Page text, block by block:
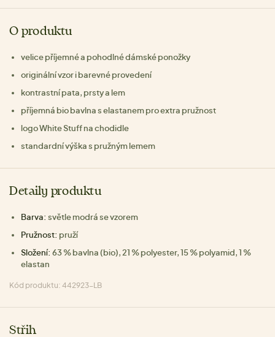
O produktu
velice příjemné a pohodlné dámské ponožky
originální vzor i barevné provedení
kontrastní pata, prsty a lem
příjemná bio bavlna s elastanem pro extra pružnost
logo White Stuff na chodidle
standardní výška s pružným lemem
Detaily produktu
Barva: světle modrá se vzorem
Pružnost: pruží
Složení: 63 % bavlna (bio), 21 % polyester, 15 % polyamid, 1 %
elastan
Kód produktu: 442923-LB
Střih